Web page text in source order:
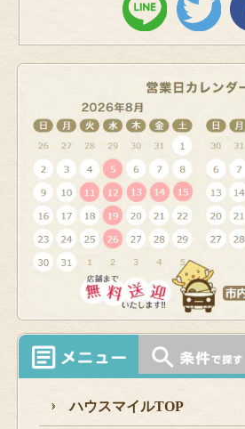
ハウスマイルTOP